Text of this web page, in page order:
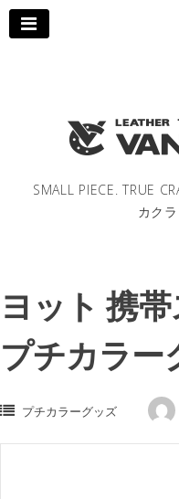
コ
ン
SMALL PIECE. TRUE
カク
ヨット 携
プチカラー
プチカラーグッズ